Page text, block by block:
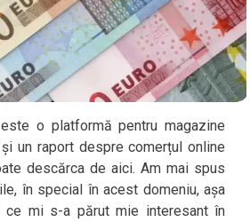
o platformă pentru magazine
un raport despre comerțul online
descărca de aici. Am mai spus
în special în acest domeniu, așa
mi s-a părut mie interesant în